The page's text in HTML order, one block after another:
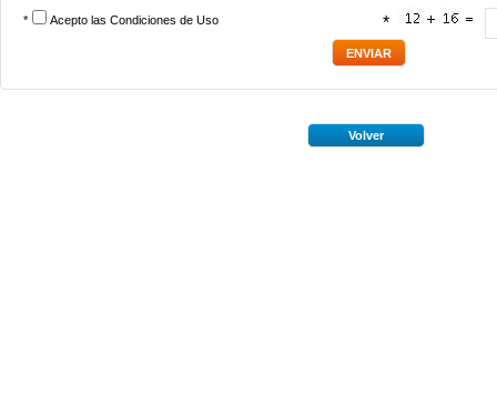
* Acepto las Condiciones de Uso *
Volver